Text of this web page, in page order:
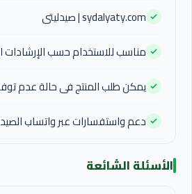
sydalyaty.com | صيدليتى
مناسب للاستخدام حسب الإرشادات
يمكن طلب المنتج فى حالة عدم
دعم واستفسارات عبر واتساب
الأسئلة الشائعة